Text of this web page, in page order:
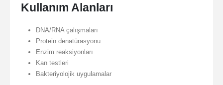
Kullanım Alanları
DNA/RNA çalışmaları
Protein denatürasyonu
Enzim reaksiyonları
Kan testleri
Bakteriyolojik uygulamalar